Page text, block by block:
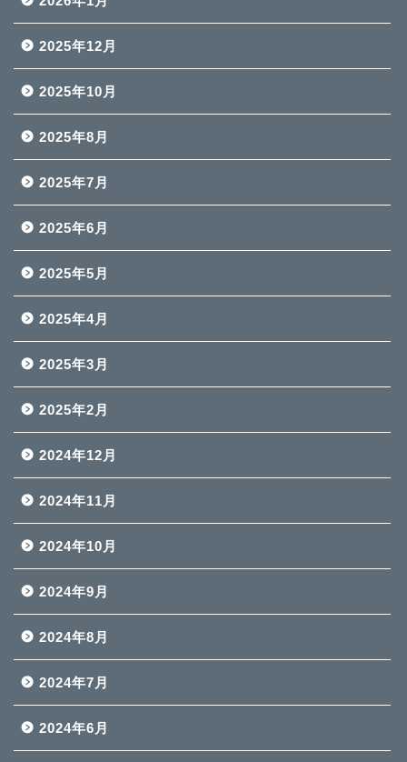
2025年12月
2025年10月
2025年8月
2025年7月
2025年6月
2025年5月
2025年4月
2025年3月
2025年2月
2024年12月
2024年11月
2024年10月
2024年9月
2024年8月
2024年7月
2024年6月